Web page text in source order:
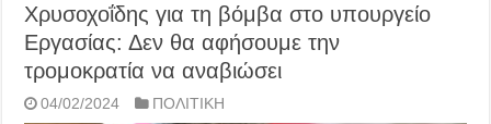
Χρυσοχοΐδης για τη βόμβα στο υπουργείο
Εργασίας: Δεν θα αφήσουμε την
τρομοκρατία να αναβιώσει
04/02/2024 ΠΟΛΙΤΙΚΗ